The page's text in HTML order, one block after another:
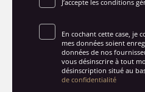
J’accepte les conditions
En cochant cette case, je
mes données soient
données de nos
vous désinscrire à tout
désinscription situé au
de confidentialité